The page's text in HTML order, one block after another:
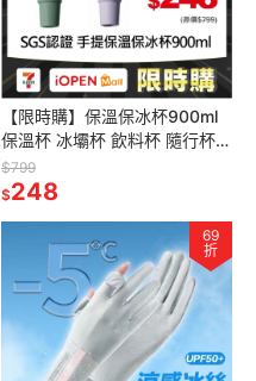
【限時購】保溫保冰杯900ml
保溫杯 冰壩杯 飲料杯 隨行杯
環保杯 自帶提手把 304不鏽鋼
$799
$248
69
折